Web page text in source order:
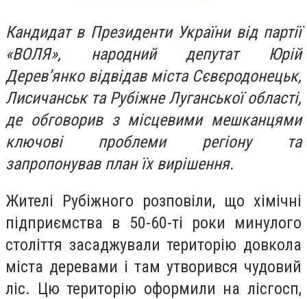
Кандидат в Президенти України від партії
«ВОЛЯ», народний депутат Юрій
Дерев’янко відвідав міста Сєвєродонецьк,
Лисичанськ та Рубіжне Луганської області,
де обговорив з місцевими мешканцями
ключові проблеми регіону та
запропонував план їх вирішення.
Жителі Рубіжного розповіли, що хімічні
підприємства в 50-60-ті роки минулого
століття засаджували територію довкола
міста деревами і там утворився чудовий
ліс. Цю територію оформили на лісгосп,